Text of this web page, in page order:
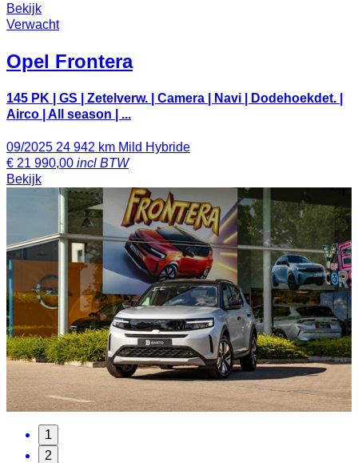
Bekijk
Verwacht
Opel Frontera
145 PK | GS | Zetelverw. | Camera | Navi | Dodehoekdet. |
Airco | All season | ...
09/2025 24 942 km Mild Hybride
€ 21 990,00 incl BTW
Bekijk
1
2